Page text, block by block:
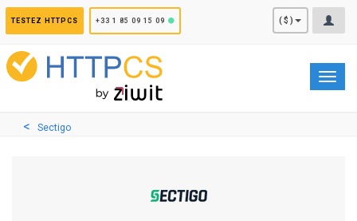
TESTEZ HTTPCS +33 1 85 09 15 09 ($)
Sectigo
Panneau de gestion des cookies